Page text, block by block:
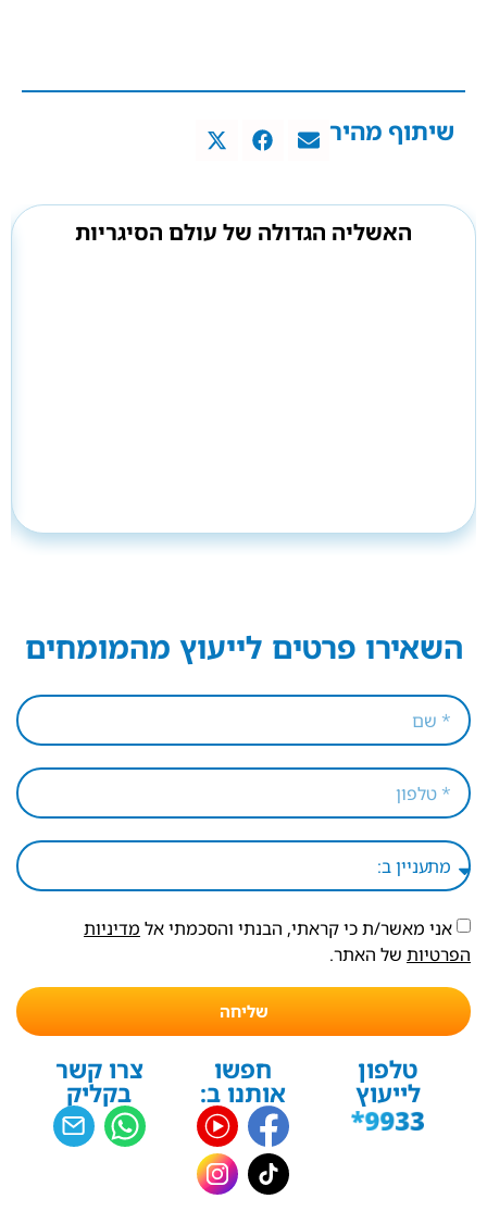
שיתוף מהיר
האשליה הגדולה של עולם הסיגריות
השאירו פרטים לייעוץ מהמומחים
אני מאשר/ת כי קראתי, הבנתי והסכמתי אל מדיניות
הפרטיות של האתר.
שליחה
טלפון
לייעוץ
חפשו
אותנו ב:
צרו קשר
בקליק